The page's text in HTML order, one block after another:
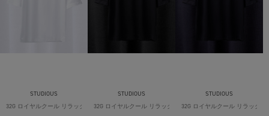
STUDIOUS
32G ロイヤルクール リラックスTシャツ
STUDIOUS
32G ロイヤルクール リラックスTシャツ
STUDIOUS
32G ロイヤルクール リラックス